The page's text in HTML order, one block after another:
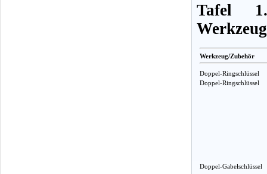
Tafel
Werkzeug/Zubehör
Doppel-Ringschlüssel
Doppel-Ringschlüssel
Doppel-Gabelschlüssel